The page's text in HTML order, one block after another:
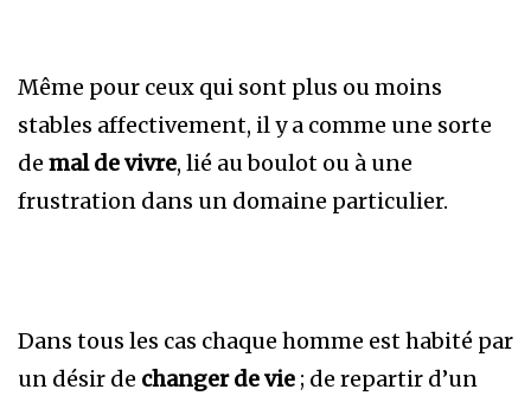
Même pour ceux qui sont plus ou moins
stables affectivement, il y a comme une sorte
de mal de vivre, lié au boulot ou à une
frustration dans un domaine particulier.
Dans tous les cas chaque homme est habité par
un désir de changer de vie ; de repartir d’un